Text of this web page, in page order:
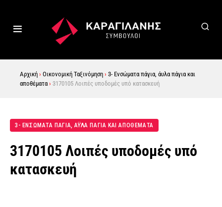
Αρχική › Οικονομική Ταξινόμηση › 3- Ενσώματα πάγια, άυλα πάγια και
αποθέματα › 3170105 Λοιπές υποδομές υπό κατασκευή
3- ΕΝΣΩΜΑΤΑ ΠΑΓΙΑ, ΑΫΛΑ ΠΑΓΙΑ ΚΑΙ ΑΠΟΘΕΜΑΤΑ
3170105 Λοιπές υποδομές υπό
κατασκευή